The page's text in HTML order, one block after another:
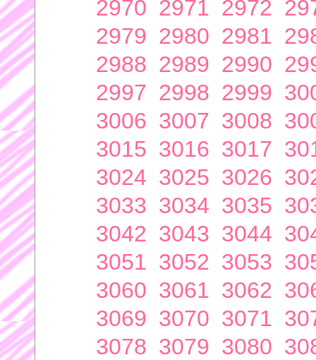
2970 2971 2972
2979 2980 2981
2988 2989 2990
2997 2998 2999
3006 3007 3008
3015 3016 3017
3024 3025 3026
3033 3034 3035
3042 3043 3044
3051 3052 3053
3060 3061 3062
3069 3070 3071
3078 3079 3080